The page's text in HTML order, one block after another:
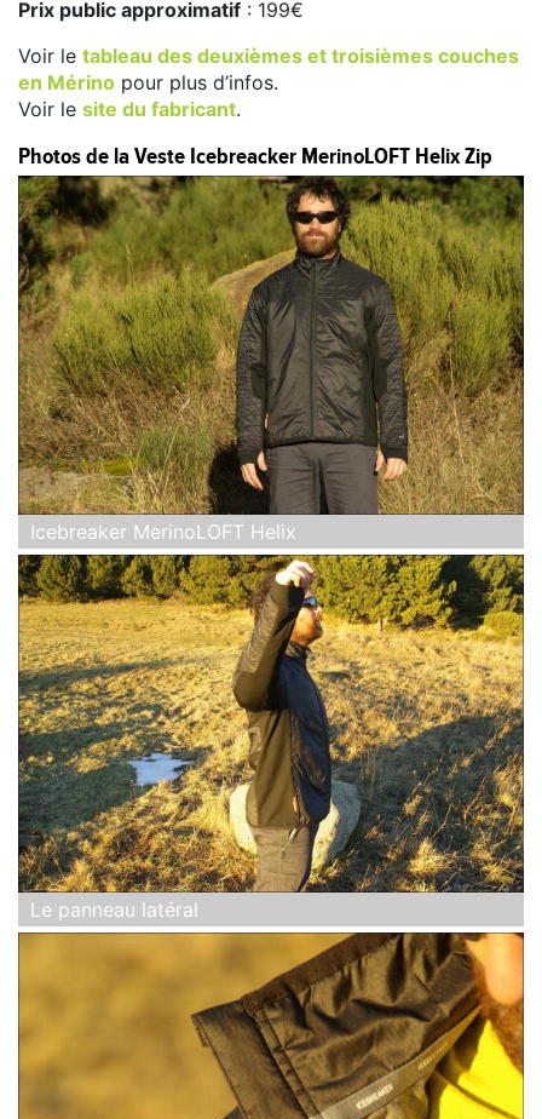
Prix public approximatif : 199€
Voir le tableau des deuxièmes et troisièmes couches
en Mérino pour plus d’infos.
Voir le site du fabricant.
Photos de la Veste Icebreacker MerinoLOFT Helix Zip
Icebreaker MerinoLOFT Helix
Le panneau latéral